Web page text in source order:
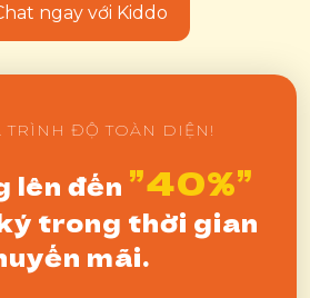
ngay với Kiddo
ĐỘ TOÀN DIỆN!
lên đến ”40%”
trong thời gian
mãi.